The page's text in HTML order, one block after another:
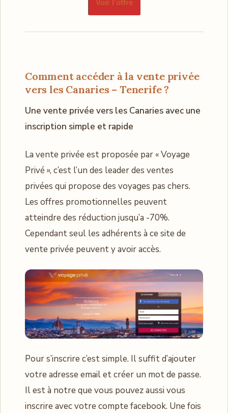
Voir l’offre
Comment accéder à la vente privée
vers les Canaries – Tenerife ?
Une vente privée vers les Canaries avec une
inscription simple et rapide
La vente privée est proposée par « Voyage
Privé », c’est l’un des leader des ventes
privées qui propose des voyages pas chers.
Les offres promotionnelles peuvent
atteindre des réduction jusqu’a -70%.
Cependant seul les adhérents à ce site de
vente privée peuvent y avoir accès.
Pour s’inscrire c’est simple. Il suffit d’ajouter
votre adresse email et créer un mot de passe.
Il est à notre que vous pouvez aussi vous
inscrire avec votre compte facebook. Une fois